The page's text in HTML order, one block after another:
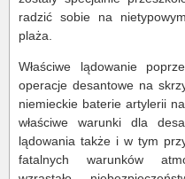
radzić sobie na
plaża.
Właściwe lądowanie
operacje desantowe na
niemieckie baterie artylerii
właściwe warunki dla
lądowania także i w tym
fatalnych warunków